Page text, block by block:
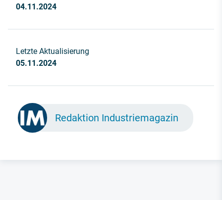
04.11.2024
Letzte Aktualisierung
05.11.2024
Redaktion Industriemagazin